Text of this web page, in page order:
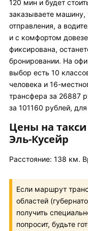
120 мин и будет
заказываете
отправления, а
и с комфортом
фиксирована,
бронировании. На
выбор есть 10
человека и 16-
трансфера за 26887
за 101160 рублей,
Цены на
Эль-Кусейр
Расстояние: 138 км.
Если маршрут
областей
получить
попросит, будьте